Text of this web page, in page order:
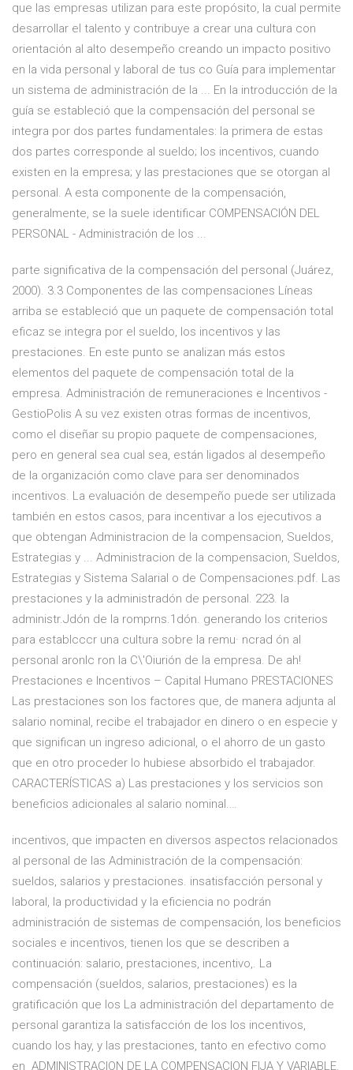
que las empresas utilizan para este propósito, la cual permite
desarrollar el talento y contribuye a crear una cultura con
orientación al alto desempeño creando un impacto positivo
en la vida personal y laboral de tus co Guía para implementar
un sistema de administración de la ... En la introducción de la
guía se estableció que la compensación del personal se
integra por dos partes fundamentales: la primera de estas
dos partes corresponde al sueldo; los incentivos, cuando
existen en la empresa; y las prestaciones que se otorgan al
personal. A esta componente de la compensación,
generalmente, se la suele identificar COMPENSACIÓN DEL
PERSONAL - Administración de los ...
parte significativa de la compensación del personal (Juárez,
2000). 3.3 Componentes de las compensaciones Líneas
arriba se estableció que un paquete de compensación total
eficaz se integra por el sueldo, los incentivos y las
prestaciones. En este punto se analizan más estos
elementos del paquete de compensación total de la
empresa. Administración de remuneraciones e Incentivos -
GestioPolis A su vez existen otras formas de incentivos,
como el diseñar su propio paquete de compensaciones,
pero en general sea cual sea, están ligados al desempeño
de la organización como clave para ser denominados
incentivos. La evaluación de desempeño puede ser utilizada
también en estos casos, para incentivar a los ejecutivos a
que obtengan Administracion de la compensacion, Sueldos,
Estrategias y ... Administracion de la compensacion, Sueldos,
Estrategias y Sistema Salarial o de Compensaciones.pdf. Las
prestaciones y la administradón de personal. 223. la
administr.Jdón de la romprns.1dón. generando los criterios
para establcccr una cultura sobre la remu· ncrad ón al
personal aronlc ron la C\'Oiurión de la empresa. De ah!
Prestaciones e Incentivos – Capital Humano PRESTACIONES
Las prestaciones son los factores que, de manera adjunta al
salario nominal, recibe el trabajador en dinero o en especie y
que significan un ingreso adicional, o el ahorro de un gasto
que en otro proceder lo hubiese absorbido el trabajador.
CARACTERÍSTICAS a) Las prestaciones y los servicios son
beneficios adicionales al salario nominal.…
incentivos, que impacten en diversos aspectos relacionados
al personal de las Administración de la compensación:
sueldos, salarios y prestaciones. insatisfacción personal y
laboral, la productividad y la eficiencia no podrán
administración de sistemas de compensación, los beneficios
sociales e incentivos, tienen los que se describen a
continuación: salario, prestaciones, incentivo,. La
compensación (sueldos, salarios, prestaciones) es la
gratificación que los La administración del departamento de
personal garantiza la satisfacción de los los incentivos,
cuando los hay, y las prestaciones, tanto en efectivo como
en ADMINISTRACION DE LA COMPENSACION FIJA Y VARIABLE.